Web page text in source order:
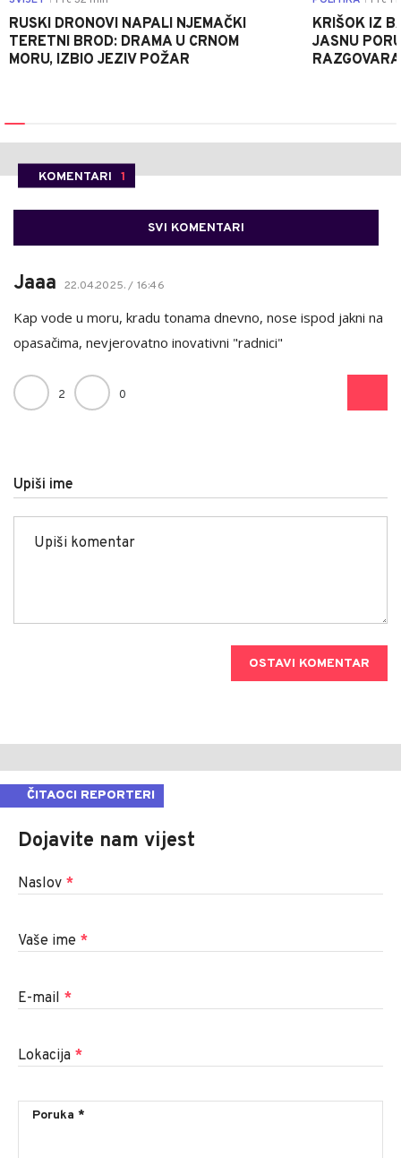
RUSKI DRONOVI NAPALI NJEMAČKI
TERETNI BROD: DRAMA U CRNOM
MORU, IZBIO JEZIV POŽAR
KRIŠOK IZ
JASNU
KOMENTARI 1
SVI KOMENTARI
Jaaa 22.04.2025. / 16:46
Kap vode u moru, kradu tonama dnevno, nose ispod jakni na
opasačima, nevjerovatno inovativni "radnici"
2 0
Upiši ime
OSTAVI KOMENTAR
ČITAOCI REPORTERI
Dojavite nam vijest
Naslov *
Vaše ime *
E-mail *
Lokacija *